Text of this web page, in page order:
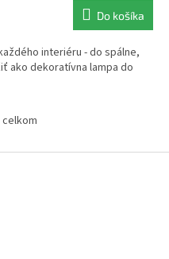
Do košíka
interiéru - do spálne,
ako dekoratívna lampa do